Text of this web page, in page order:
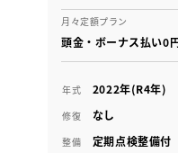
月々定額プラン
頭金・ボーナス払い
年式 2022年(R4年)
修復 なし
整備 定期点検整備付